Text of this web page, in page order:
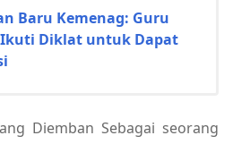
Baru Kemenag: Guru
Ikuti Diklat untuk Dapat
Diemban Sebagai seorang